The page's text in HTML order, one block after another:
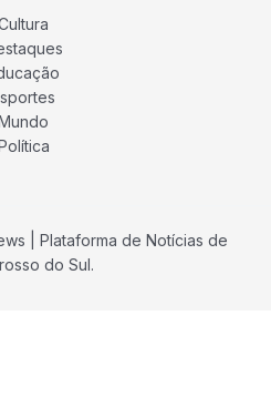
| Plataforma de Notícias de
do Sul.